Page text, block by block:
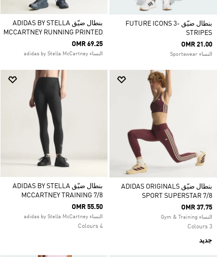
بنطال ضيّق FUTURE ICONS 3-
STRIPES
OMR 21.00
النساء Sportswear
بنطال ضيّق ADIDAS BY STELLA
MCCARTNEY RUNNING PRINTED
OMR 69.25
النساء adidas by Stella McCartney
بنطال ضيّق ADIDAS ORIGINALS
SPORT SUPERSTAR 7/8
OMR 37.75
النساء Gym & Training
3 Colours
جديد
بنطال ضيّق ADIDAS BY STELLA
MCCARTNEY TRAINING 7/8
OMR 55.50
النساء adidas by Stella McCartney
4 Colours